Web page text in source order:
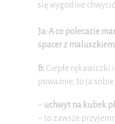
się wygodnie
Ja: A co polecacie
spacer z
B: Ciepłe rękawiczki
poważnie, to ja
– uchwyt na kubek
– to zawsze